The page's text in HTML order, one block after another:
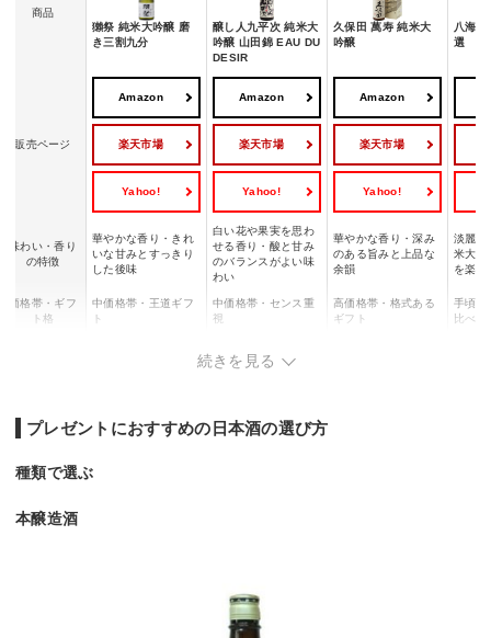
商品
獺祭 純米大吟醸 磨
き三割九分
醸し人九平次 純米大
吟醸 山田錦 EAU DU
DESIR
久保田 萬寿 純米大
吟醸
八海
選
販売ページ
Amazon
楽天市場
Yahoo!
Amazon
楽天市場
Yahoo!
Amazon
楽天市場
Yahoo!
味わい・香り
の特徴
華やかな香り・きれ
いな甘みとすっきり
した後味
白い花や果実を思わ
せる香り・酸と甘み
のバランスがよい味
わい
華やかな香り・深み
のある旨みと上品な
余韻
淡麗な
米大吟
を楽し
価格帯・ギフ
ト格
中価格帯・王道ギフ
ト
中価格帯・センス重
視
高価格帯・格式ある
ギフト
手頃な
比べギ
よい日本酒が好きな
ン
すすめ
たい方
続きを見る
プレゼントにおすすめの日本酒の選び方
種類で選ぶ
本醸造酒